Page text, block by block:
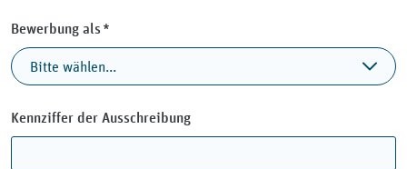
Bewerbung als*
Kennziffer der Ausschreibung